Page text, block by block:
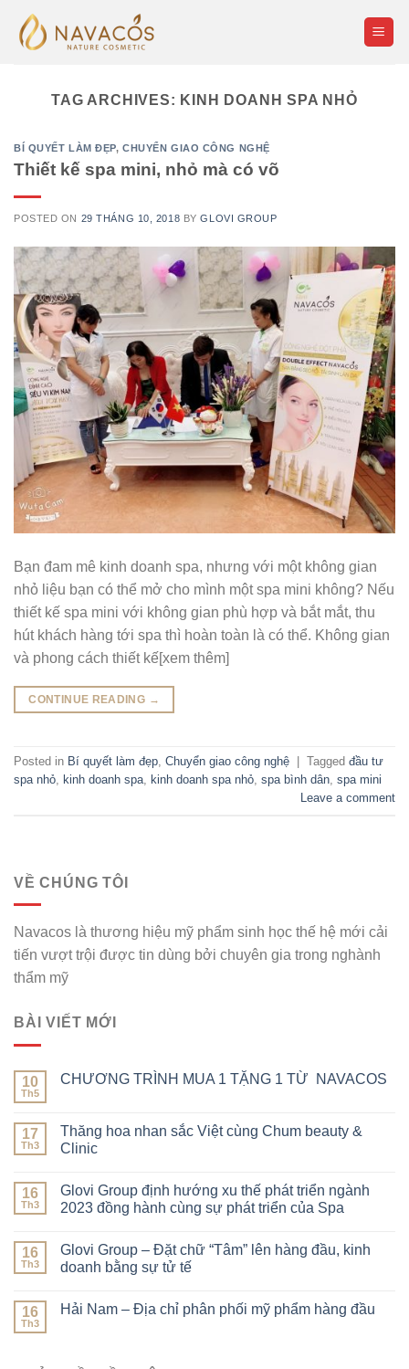
TAG ARCHIVES: KINH DOANH SPA NHỎ
BÍ QUYẾT LÀM ĐẸP,CHUYỂN GIAO CÔNG NGHỆ
Thiết kế spa mini, nhỏ mà có võ
POSTED ON 29 THÁNG 10, 2018 BYGLOVI GROUP
Bạn đam mê kinh doanh spa, nhưng với một không gian
nhỏ liệu bạn có thể mở cho mình một spa mini không? Nếu
thiết kế spa mini với không gian phù hợp và bắt mắt, thu
hút khách hàng tới spa thì hoàn toàn là có thể. Không gian
và phong cách thiết kế[xem thêm]
CONTINUE READING →
Posted in Bí quyết làm đẹp Chuyển giao công nghệ Tagged đầu tư
spa nhỏ
kinh doanh spa kinh doanh spa nhỏ spa bình dân spa mini
Leave a comment
VỀ CHÚNG TÔI
Navacos là thương hiệu mỹ phẩm sinh học thế hệ mới cải
tiến vượt trội được tin dùng bởi chuyên gia trong nghành
thẩm mỹ
BÀI VIẾT MỚI
10
Th5
CHƯƠNG TRÌNH MUA 1 TẶNG 1 TỪ NAVACOS
17
Th3
Thăng hoa nhan sắc Việt cùng Chum beauty &
Clinic
16
Th3
Glovi Group định hướng xu thế phát triển ngành
2023 đồng hành cùng sự phát triển của Spa
16
Th3
Glovi Group – Đặt chữ “Tâm” lên hàng đầu, kinh
doanh bằng sự tử tế
16
Th3
Hải Nam – Địa chỉ phân phối mỹ phẩm hàng đầu